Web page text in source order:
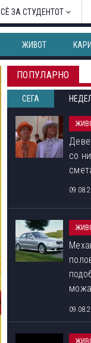
СЀ ЗА СТУДЕНТОТ
ЖИВОТ
ПОПУЛАРНО
СЕГА
со